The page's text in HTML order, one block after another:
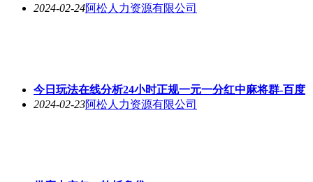
2024-02-24阿松人力资源有限公司
今日玩法在线分析24小时正规一元一分红中麻将群-百度
2024-02-23阿松人力资源有限公司